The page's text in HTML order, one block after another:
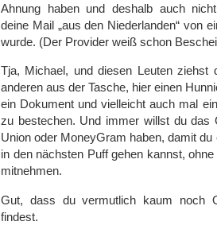
Ahnung haben und deshalb auch
deine Mail „aus den Niederlanden“ von
wurde. (Der Provider weiß schon
Tja, Michael, und diesen Leuten ziehst
anderen aus der Tasche, hier einen
ein Dokument und vielleicht auch mal
zu bestechen. Und immer willst du das
Union oder MoneyGram haben, damit
in den nächsten Puff gehen kannst,
mitnehmen.
Gut, dass du vermutlich kaum noch
findest.